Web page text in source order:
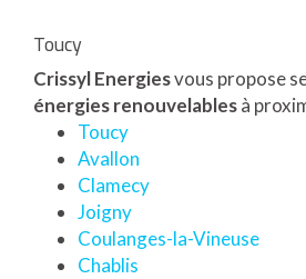
Toucy
Crissyl Energiesvous propose
énergies renouvelablesà
Toucy
Avallon
Clamecy
Joigny
Coulanges-la-Vineuse
Chablis